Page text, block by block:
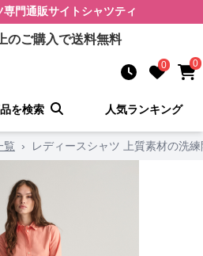
専門通販サイト シャツティ
のご購入で送料無料
0 0
を検索 人気ランキング
覧 › レディースシャツ 上質素材の洗